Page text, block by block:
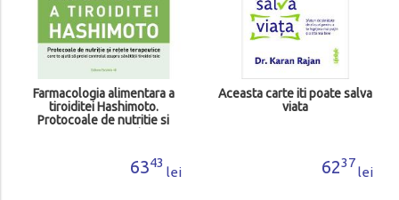
Aceasta carte iti poate salva
viata
6237
lei
Adauga in cos